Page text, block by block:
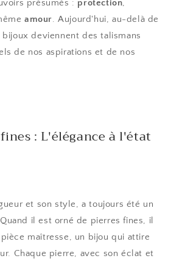
présumés : protection,
amour. Aujourd'hui, au-delà de
deviennent des talismans
de nos aspirations et de nos
: L'élégance à l'état
et son style, a toujours été un
il est orné de pierres fines, il
maîtresse, un bijou qui attire
Chaque pierre, avec son éclat et